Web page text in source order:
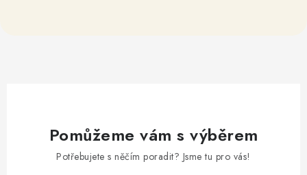
Pomůžeme vám s výběrem
Potřebujete s něčím poradit? Jsme tu pro vás!